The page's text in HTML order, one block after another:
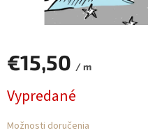
€15,50 / m
cena:
Vypredané
Možnosti doručenia